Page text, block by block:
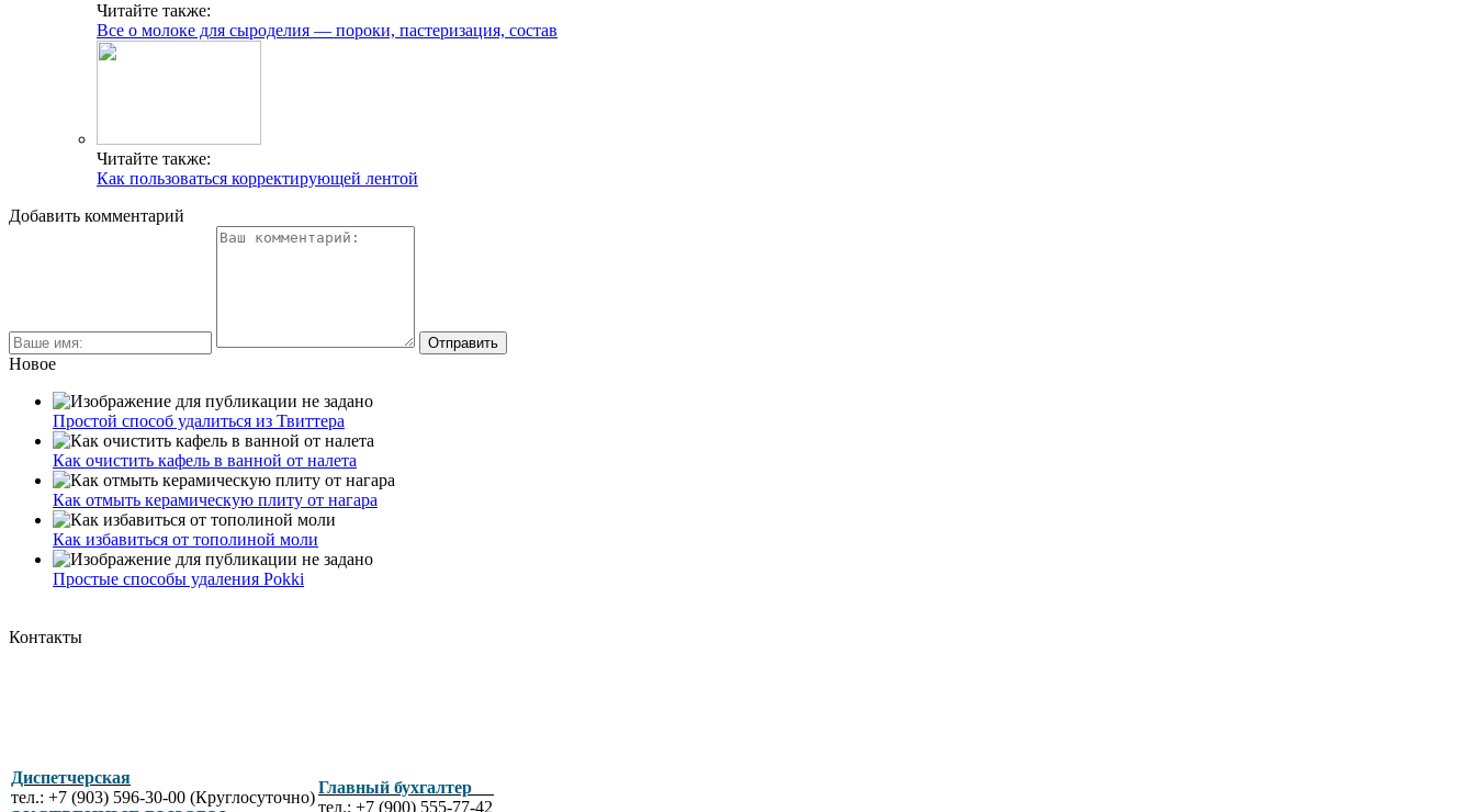
Читайте также:
Все о молоке для сыроделия — пороки, пастеризация, состав
Читайте также:
Как пользоваться корректирующей лентой
Добавить комментарий
Новое
Простой способ удалиться из Твиттера
Как очистить кафель в ванной от налета
Как отмыть керамическую плиту от нагара
Как избавиться от тополиной моли
Простые способы удаления Pokki
Контакты
Диспетчерская
тел.: +7 (903) 596-30-00 (Круглосуточно)
Главный бухгалтер
тел.: +7 (900) 555-77-42